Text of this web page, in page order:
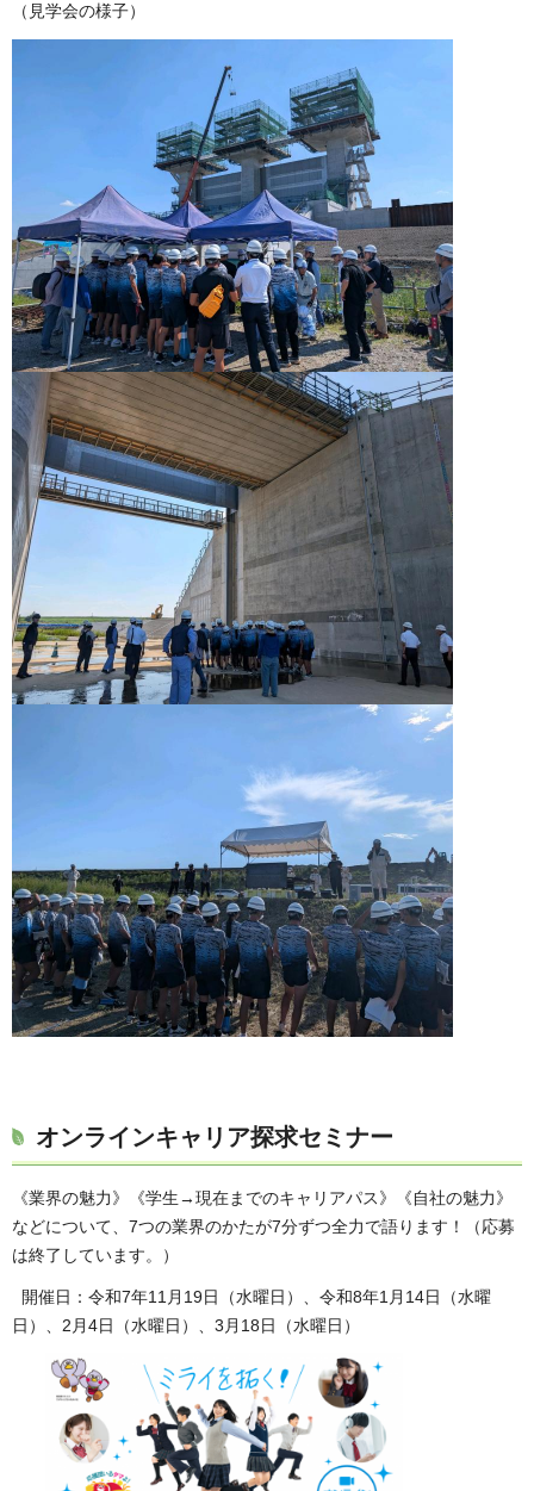
（見学会の様子）
オンラインキャリア探求セミナー
《業界の魅力》《学生→現在までのキャリアパス》《自社の魅力》
などについて、7つの業界のかたが7分ずつ全力で語ります！（応募
は終了しています。）
開催日：令和7年11月19日（水曜日）、令和8年1月14日（水曜
日）、2月4日（水曜日）、3月18日（水曜日）